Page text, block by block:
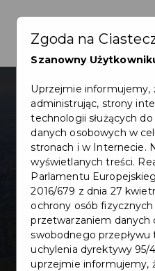
Zgoda na
Szanowny
Uprzejmie informujemy,
administrując, strony
technologii służących
danych osobowych w
stronach i w Internecie.
wyświetlanych treści.
Parlamentu
2016/679 z dnia 27
ochrony osób
przetwarzaniem danych
swobodnego przepływu
uchylenia dyrektywy 95/
uprzejmie informujemy,